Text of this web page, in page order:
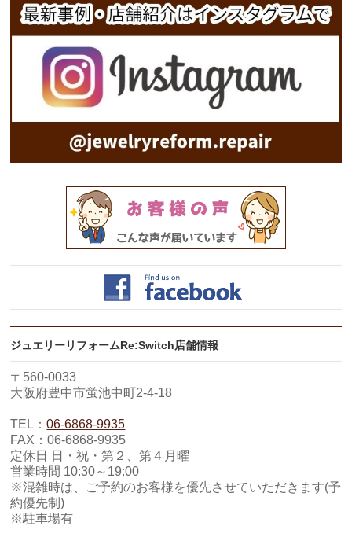
ジュエリーリフォームRe:Switch店舗情報
〒560-0033
大阪府豊中市蛍池中町2-4-18
TEL：06-6868-9935
FAX：06-6868-9935
定休日 日・祝・第２、第４月曜
営業時間 10:30～19:00
※混雑時は、ご予約のお客様を優先させていただきます(予
約優先制)
※駐車場有